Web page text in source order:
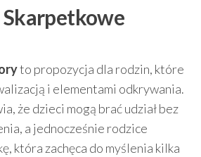
Skarpetkowe
to propozycja dla rodzin, które
i elementami odkrywania.
że dzieci mogą brać udział bez
a jednocześnie rodzice
która zachęca do myślenia kilka